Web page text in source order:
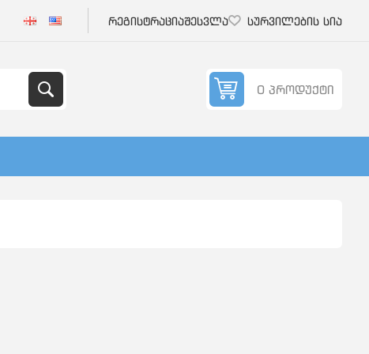
რეგისტრაციაშესვლა სურვილების სია
0 პროდუქტი